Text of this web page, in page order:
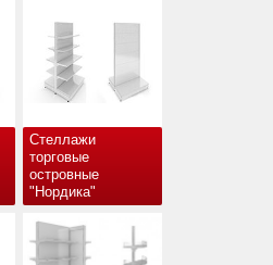
Стеллажи
торговые
островные
"Нордика"